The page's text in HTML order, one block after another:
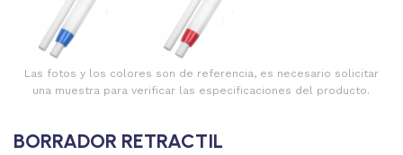
Las fotos y los colores son de referencia, es necesario solicitar
una muestra para verificar las especificaciones del producto.
BORRADOR RETRACTIL